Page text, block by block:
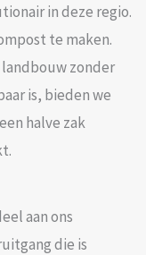
in deze regio.
te maken.
zonder
is, bieden we
halve zak
aan ons
die is